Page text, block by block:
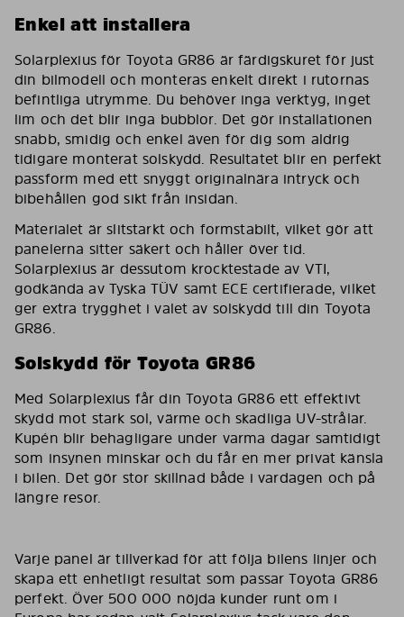
Enkel att installera
Solarplexius för Toyota GR86 är färdigskuret för just
din bilmodell och monteras enkelt direkt i rutornas
befintliga utrymme. Du behöver inga verktyg, inget
lim och det blir inga bubblor. Det gör installationen
snabb, smidig och enkel även för dig som aldrig
tidigare monterat solskydd. Resultatet blir en perfekt
passform med ett snyggt originalnära intryck och
bibehållen god sikt från insidan.
Materialet är slitstarkt och formstabilt, vilket gör att
panelerna sitter säkert och håller över tid.
Solarplexius är dessutom krocktestade av VTI,
godkända av Tyska TÜV samt ECE certifierade, vilket
ger extra trygghet i valet av solskydd till din Toyota
GR86.
Solskydd för Toyota GR86
Med Solarplexius får din Toyota GR86 ett effektivt
skydd mot stark sol, värme och skadliga UV-strålar.
Kupén blir behagligare under varma dagar samtidigt
som insynen minskar och du får en mer privat känsla
i bilen. Det gör stor skillnad både i vardagen och på
längre resor.
Varje panel är tillverkad för att följa bilens linjer och
skapa ett enhetligt resultat som passar Toyota GR86
perfekt. Över 500 000 nöjda kunder runt om i